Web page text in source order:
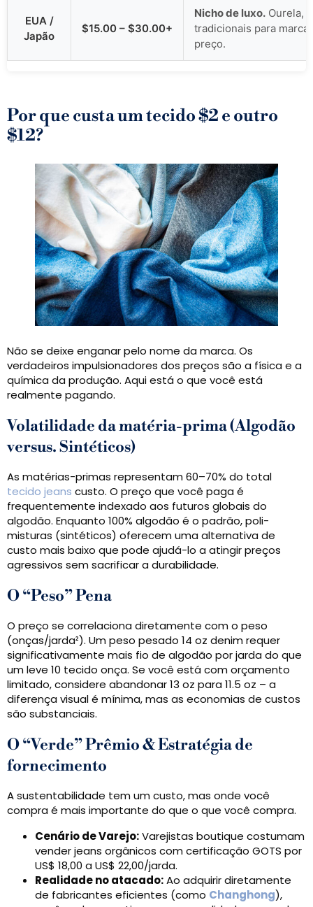
EUA /
Japão
$15.00 – $30.00+
Nicho de luxo. Ourela,
tradicionais para
preço.
Por que custa um tecido $2 e outro
$12?
Não se deixe enganar pelo nome da marca. Os
verdadeiros impulsionadores dos preços são a física e a
química da produção. Aqui está o que você está
realmente pagando.
Volatilidade da matéria-prima (Algodão
versus. Sintéticos)
As matérias-primas representam 60–70% do total
tecido jeans custo. O preço que você paga é
frequentemente indexado aos futuros globais do
algodão. Enquanto 100% algodão é o padrão, poli-
misturas (sintéticos) oferecem uma alternativa de
custo mais baixo que pode ajudá-lo a atingir preços
agressivos sem sacrificar a durabilidade.
O “Peso” Pena
O preço se correlaciona diretamente com o peso
(onças/jarda²). Um peso pesado 14 oz denim requer
significativamente mais fio de algodão por jarda do que
um leve 10 tecido onça. Se você está com orçamento
limitado, considere abandonar 13 oz para 11.5 oz – a
diferença visual é mínima, mas as economias de custos
são substanciais.
O “Verde” Prêmio & Estratégia de
fornecimento
A sustentabilidade tem um custo, mas onde você
compra é mais importante do que o que você compra.
Cenário de Varejo:Varejistas boutique costumam
vender jeans orgânicos com certificação GOTS por
US$ 18,00 a US$ 22,00/jarda.
Realidade no atacado:Ao adquirir diretamente
de fabricantes eficientes (como Changhong),